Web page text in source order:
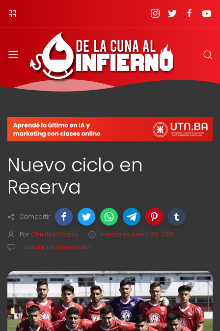
Nuevo ciclo en
Reserva
Compartir
Por Christian García
miércoles, enero 02, 2019
Publicar un comentario